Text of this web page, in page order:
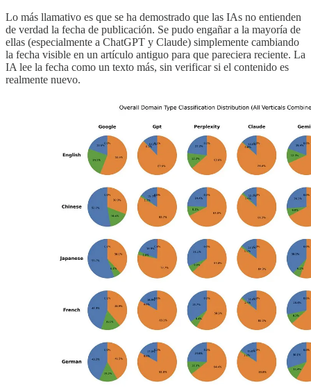
Lo más llamativo es que se ha demostrado que las IAs no entienden
de verdad la fecha de publicación. Se pudo engañar a la mayoría de
ellas (especialmente a ChatGPT y Claude) simplemente cambiando
la fecha visible en un artículo antiguo para que pareciera reciente. La
IA lee la fecha como un texto más, sin verificar si el contenido es
realmente nuevo.